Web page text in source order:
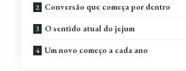
Conversão que começa por dentro
O sentido atual do jejum
Um novo começo a cada ano